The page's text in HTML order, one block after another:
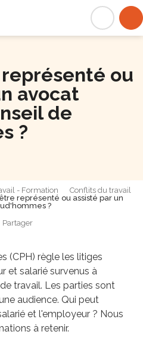
ou
avocat
de
?
- Formation
Conflits du travail
représenté ou assisté par un
?
Partager
(CPH) règle les litiges
et salarié survenus à
travail. Les parties sont
audience. Qui peut
et l'employeur ? Nous
à retenir.